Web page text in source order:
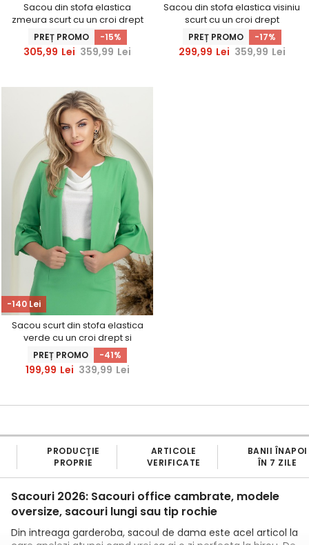
Sacou din stofa elastica
zmeura scurt cu un croi drept
accesorizat cu perle -
StarShinerS
PREȚ PROMO -15%
305,99 Lei 359,99 Lei
Sacou din stofa elastica visiniu
scurt cu un croi drept
accesorizat cu perle -
StarShinerS
PREȚ PROMO -17%
299,99 Lei 359,99 Lei
-140 Lei
Sacou scurt din stofa elastica
verde cu un croi drept si
maneci clopot - StarShinerS
PREȚ PROMO -41%
199,99 Lei 339,99 Lei
ARTICOLE
VERIFICATE
BANII ÎNAPOI
ÎN 7 ZILE
5% ÎN
Sacouri 2026: Sacouri office cambrate, modele
oversize, sacouri lungi sau tip rochie
Din intreaga garderoba, sacoul de dama este acel articol la